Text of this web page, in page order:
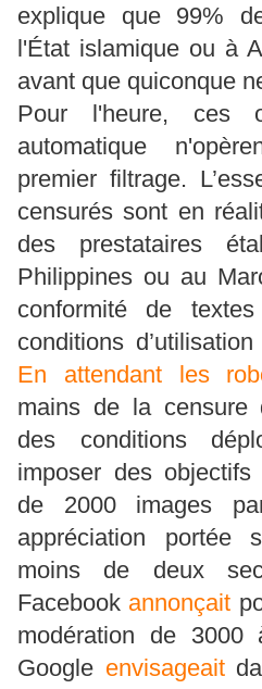
explique que 99%
l'État islamique ou à
avant que quiconque
Pour l'heure, ces
automatique
premier filtrage.
censurés sont en
des prestataires
Philippines ou au
conformité de
conditions
En attendant les
mains de la censure
des conditions
imposer des objectifs
de 2000 images
appréciation portée
moins de deux
Facebook annonçait
modération de 3000
Google envisageait